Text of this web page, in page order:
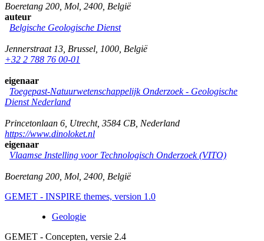
Boeretang 200 Mol 2400 België
auteur
Belgische Geologische Dienst
Jennerstraat 13 Brussel 1000 België
+32 2 788 76 00-01
eigenaar
Toegepast-Natuurwetenschappelijk Onderzoek - Geologische
Dienst Nederland
Princetonlaan 6 Utrecht, 3584 CB Nederland
https://www.dinoloket.nl
eigenaar
Vlaamse Instelling voor Technologisch Onderzoek (VITO)
Boeretang 200 Mol 2400 België
GEMET - INSPIRE themes, version 1.0
Geologie
GEMET - Concepten, versie 2.4